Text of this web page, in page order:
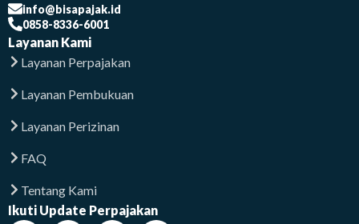
info@bisapajak.id
0858-8336-6001
Layanan Kami
Layanan Perpajakan
Layanan Pembukuan
Layanan Perizinan
FAQ
Tentang Kami
Ikuti Update Perpajakan